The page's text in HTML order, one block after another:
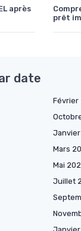
après
prêt
date
Février
Mars
Mai
Juillet